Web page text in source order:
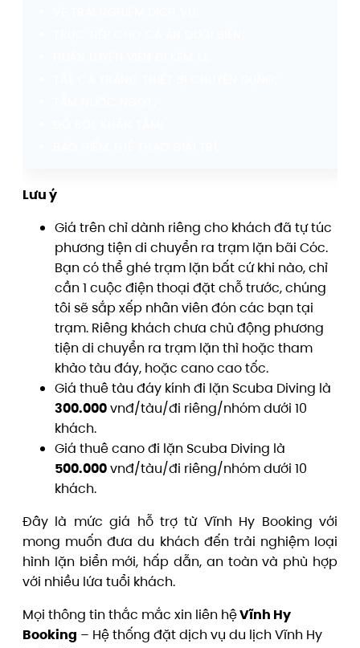
Lưu ý
Giá trên chỉ dành riêng cho khách đã tự túc
phương tiện di chuyển ra trạm lặn bãi Cóc.
Bạn có thể ghé trạm lặn bất cứ khi nào, chỉ
cần 1 cuộc điện thoại đặt chỗ trước, chúng
tôi sẽ sắp xếp nhân viên đón các bạn tại
trạm. Riêng khách chưa chủ động phương
tiện di chuyển ra trạm lặn thì hoặc tham
khảo tàu đáy, hoặc cano cao tốc.
Giá thuê tàu đáy kính đi lặn Scuba Diving là
300.000vnđ/tàu/đi riêng/nhóm dưới 10
khách.
Giá thuê cano đi lặn Scuba Diving là
500.000vnđ/tàu/đi riêng/nhóm dưới 10
khách.
Đây là mức giá hỗ trợ từ Vĩnh Hy Booking với
mong muốn đưa du khách đến trải nghiệm loại
hình lặn biển mới, hấp dẫn, an toàn và phù hợp
với nhiều lứa tuổi khách.
Mọi thông tin thắc mắc xin liên hệVĩnh Hy
Booking – Hệ thống đặt dịch vụ du lịch Vĩnh Hy